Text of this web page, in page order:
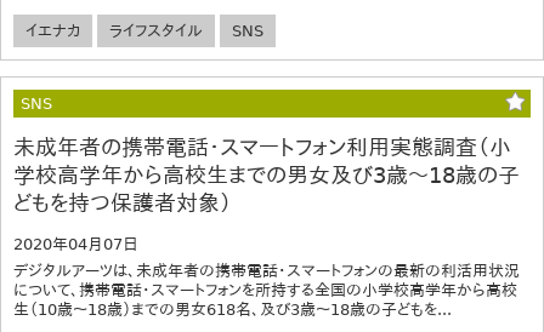
イエナカ ライフスタイル SNS
SNS
未成年者の携帯電話・スマートフォン利用実態調査（小
学校高学年から高校生までの男女及び3歳～18歳の子
どもを持つ保護者対象）
2020年04月07日
デジタルアーツは、未成年者の携帯電話・スマートフォンの最新の利活用状況
について、携帯電話・スマートフォンを所持する全国の小学校高学年から高校
生（10歳～18歳）までの男女618名、及び3歳～18歳の子どもを...